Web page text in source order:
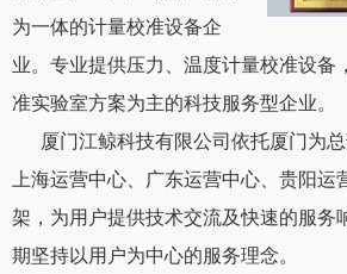
福建省计量科技研究院
厦门市计量检定测试院
中国商用飞机有限责任公司 中
中国铁路上海局集团有限公司
南油利海自动化工程有限公司
江西晶昊盐化有限公司
中烟工业有限责任公司 江苏
江西科睿药业有限公司
江西景航航空锻铸有限公司 厦
长虹控股集团
为一体的计量校准设备企
业。 专业提供压力、温度计量校准设备，
准实验室方案为主的科技服务型企业。
厦门江鲸科技有限公司依托厦门为总
上海运营中心、广东运营中心、贵阳运
架，为用户提供技术交流及快速的服务
期坚持以用户为中心的服务理念。